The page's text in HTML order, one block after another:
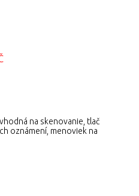
na skenovanie, tlač
oznámení, menoviek na